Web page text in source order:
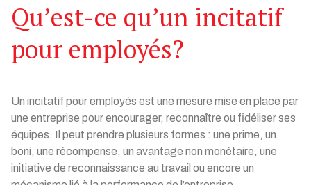
Qu’est-ce qu’un incitatif
pour employés?
Un incitatif pour employés est une mesure mise en place par
une entreprise pour encourager, reconnaître ou fidéliser ses
équipes. Il peut prendre plusieurs formes : une prime, un
boni, une récompense, un avantage non monétaire, une
initiative de reconnaissance au travail ou encore un